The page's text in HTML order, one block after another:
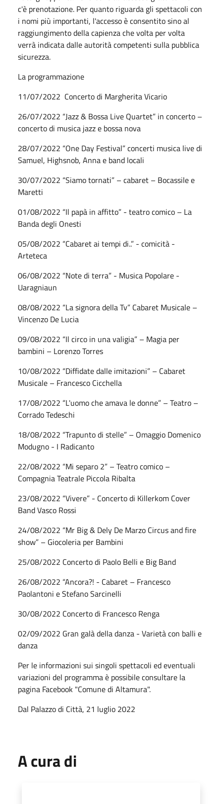
c'è prenotazione. Per quanto riguarda gli spettacoli con
i nomi più importanti, l'accesso è consentito sino al
raggiungimento della capienza che volta per volta
verrà indicata dalle autorità competenti sulla pubblica
sicurezza.
La programmazione
11/07/2022 Concerto di Margherita Vicario
26/07/2022 “Jazz & Bossa Live Quartet” in concerto –
concerto di musica jazz e bossa nova
28/07/2022 “One Day Festival” concerti musica live di
Samuel, Highsnob, Anna e band locali
30/07/2022 “Siamo tornati” – cabaret – Bocassile e
Maretti
01/08/2022 “Il papà in affitto” - teatro comico – La
Banda degli Onesti
05/08/2022 “Cabaret ai tempi di..” - comicità -
Arteteca
06/08/2022 “Note di terra” - Musica Popolare -
Uaragniaun
08/08/2022 “La signora della Tv” Cabaret Musicale –
Vincenzo De Lucia
09/08/2022 “Il circo in una valigia” – Magia per
bambini – Lorenzo Torres
10/08/2022 “Diffidate dalle imitazioni” – Cabaret
Musicale – Francesco Cicchella
17/08/2022 “L'uomo che amava le donne” – Teatro –
Corrado Tedeschi
18/08/2022 “Trapunto di stelle” – Omaggio Domenico
Modugno - I Radicanto
22/08/2022 “Mi separo 2” – Teatro comico –
Compagnia Teatrale Piccola Ribalta
23/08/2022 “Vivere” - Concerto di Killerkom Cover
Band Vasco Rossi
24/08/2022 “Mr Big & Dely De Marzo Circus and fire
show” – Giocoleria per Bambini
25/08/2022 Concerto di Paolo Belli e Big Band
26/08/2022 “Ancora?! - Cabaret – Francesco
Paolantoni e Stefano Sarcinelli
30/08/2022 Concerto di Francesco Renga
02/09/2022 Gran galà della danza - Varietà con balli e
danza
Per le informazioni sui singoli spettacoli ed eventuali
variazioni del programma è possibile consultare la
pagina Facebook "Comune di Altamura".
Dal Palazzo di Città, 21 luglio 2022
A cura di